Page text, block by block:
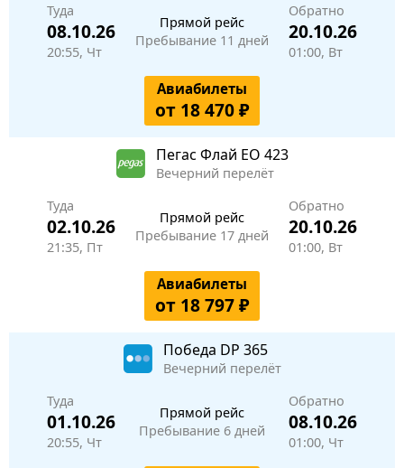
Туда
08.10.26
20:55, Чт
Прямой рейс
Пребывание 11 дней
Обратно
20.10.26
01:00, Вт
Авиабилеты
от 18 470 ₽
Пегас Флай EO 423
Вечерний перелёт
Туда
02.10.26
21:35, Пт
Прямой рейс
Пребывание 17 дней
Обратно
20.10.26
01:00, Вт
Авиабилеты
от 18 797 ₽
Победа DP 365
Вечерний перелёт
Туда
01.10.26
20:55, Чт
Прямой рейс
Пребывание 6 дней
Обратно
08.10.26
01:00, Чт